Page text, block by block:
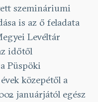
szemináriumi
is az ő feladata
Levéltár
időtől
Püspöki
közepétől a
januárjától egész